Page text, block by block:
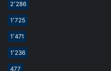
2٬286
1٬725
1٬471
1٬236
477